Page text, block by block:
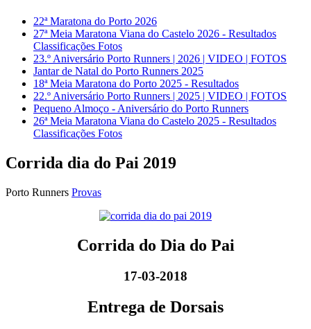
22ª Maratona do Porto 2026
27ª Meia Maratona Viana do Castelo 2026 - Resultados
Classificações Fotos
23.º Aniversário Porto Runners | 2026 | VIDEO | FOTOS
Jantar de Natal do Porto Runners 2025
18ª Meia Maratona do Porto 2025 - Resultados
22.º Aniversário Porto Runners | 2025 | VIDEO | FOTOS
Pequeno Almoço - Aniversário do Porto Runners
26ª Meia Maratona Viana do Castelo 2025 - Resultados
Classificações Fotos
Corrida dia do Pai 2019
Porto Runners Provas
Corrida do Dia do Pai
17-03-2018
Entrega de Dorsais